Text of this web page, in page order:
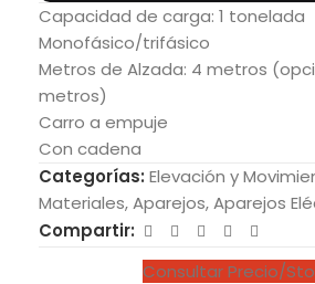
Capacidad de carga: 1 tonelada
Monofásico/trifásico
Metros de Alzada: 4 metros
metros)
Carro a empuje
Con cadena
Categorías: Elevación y
Materiales,Aparejos,Aparejos
Compartir:
Consultar Precio/